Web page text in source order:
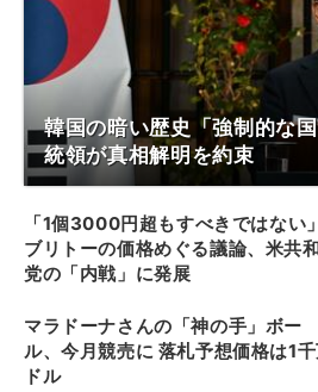
韓国の暗い歴史「強制的な
統領が真相解明を約束
「1個3000円超もすべきではない」
ブリトーの価格めぐる議論、米共
党の「内戦」に発展
マラドーナさんの「神の手」ボー
ル、今月競売に 落札予想価格は1
ドル